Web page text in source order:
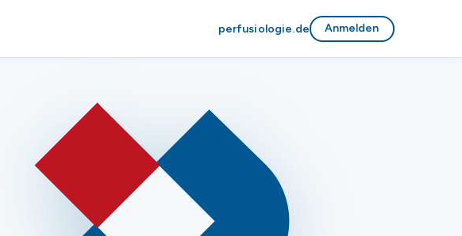
perfusiologie.de Anmelden